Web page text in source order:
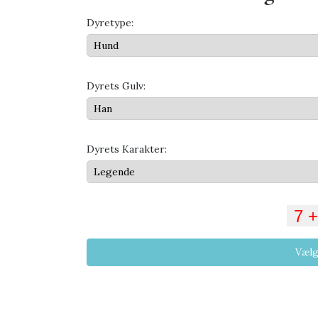
Dyretype:
Dyrets Gulv:
Dyrets Karakter: